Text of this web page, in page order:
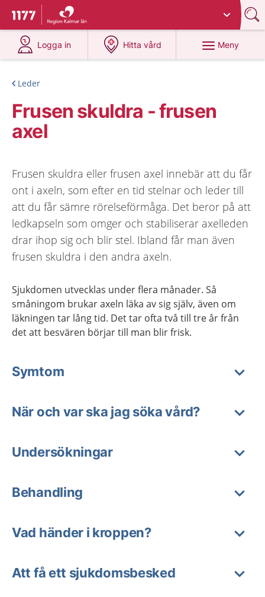
Till startsidan för 1177
Du har valt region
Logga in
på 1177.se
Hitta vård
på 1177.se
Meny
Leder
Frusen skuldra - frusen
axel
Frusen skuldra eller frusen axel innebär att du får
ont i axeln, som efter en tid stelnar och leder till
att du får sämre rörelseförmåga. Det beror på att
ledkapseln som omger och stabiliserar axelleden
drar ihop sig och blir stel. Ibland får man även
frusen skuldra i den andra axeln.
Sjukdomen utvecklas under flera månader. Så
småningom brukar axeln läka av sig själv, även om
läkningen tar lång tid. Det tar ofta två till tre år från
det att besvären börjar till man blir frisk.
Symtom
När och var ska jag söka vård?
Undersökningar
Behandling
Vad händer i kroppen?
Att få ett sjukdomsbesked